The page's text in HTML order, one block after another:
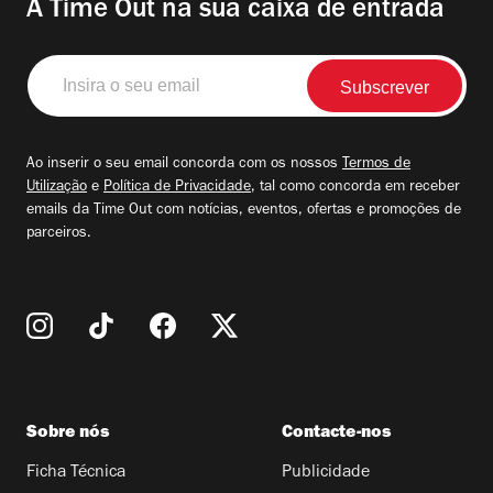
A Time Out na sua caixa de entrada
Insira
o
seu
Ao inserir o seu email concorda com os nossos Termos de
Utilização e Política de Privacidade, tal como concorda em receber
emails da Time Out com notícias, eventos, ofertas e promoções de
parceiros.
Sobre nós
Ficha Técnica
Contacte-nos
Publicidade